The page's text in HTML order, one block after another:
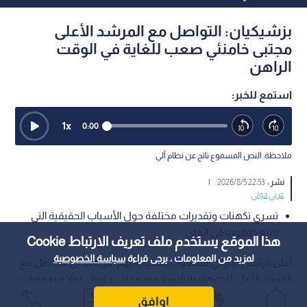
هذا الموقع يستخدم ملف تعريف الارتباط Cookie
لمزيد من المعلومات ، يرجى قراءةسياسة الخصوصية
اوافق
بزشيكيان: التواصل مع المرشد الأعلى
مجتبى خامنئي صعب للغاية في الوقت
الراهن
استمع للخبر:
0:00
1x
ملاحظة: النص المسموع ناتج عن نظام آلي
نشر :22:53 2026/8/5
|
عربي دولي
تسري تكهنات وتقديرات مختلفة حول الأسباب الحقيقية التي
أعلن الرئيس الإيراني مسعود بزشكيان، يوم الأربعاء، أن التواصل مع
بالغة في الوقت الراهن، وفق ما نقله التلفزيون الرسمي الإيراني، في